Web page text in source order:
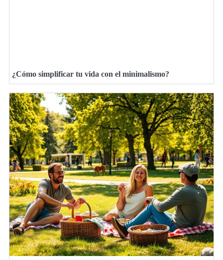
¿Cómo simplificar tu vida con el minimalismo?